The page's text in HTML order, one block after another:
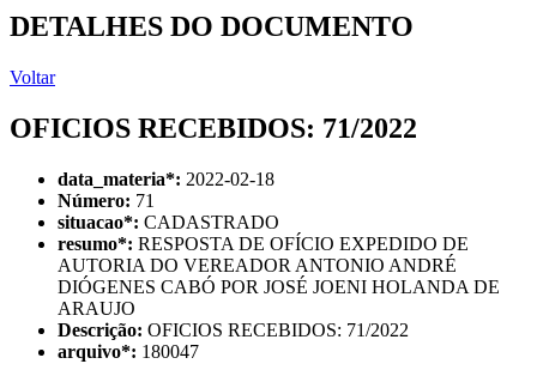
DETALHES DO DOCUMENTO
Voltar
OFICIOS RECEBIDOS: 71/2022
data_materia*: 2022-02-18
Número: 71
situacao*: CADASTRADO
resumo*: RESPOSTA DE OFÍCIO EXPEDIDO DE
AUTORIA DO VEREADOR ANTONIO ANDRÉ
DIÓGENES CABÓ POR JOSÉ JOENI HOLANDA DE
ARAUJO
Descrição: OFICIOS RECEBIDOS: 71/2022
arquivo*: 180047